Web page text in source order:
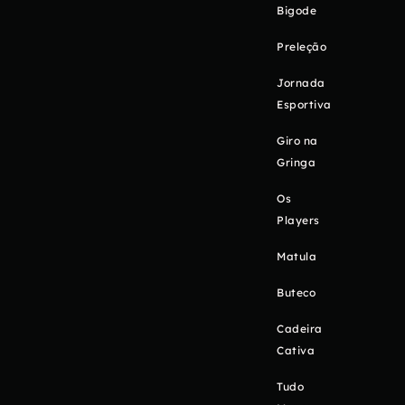
Bigode
Preleção
Jornada
Esportiva
Giro na
Gringa
Os
Players
Matula
Buteco
Cadeira
Cativa
Tudo